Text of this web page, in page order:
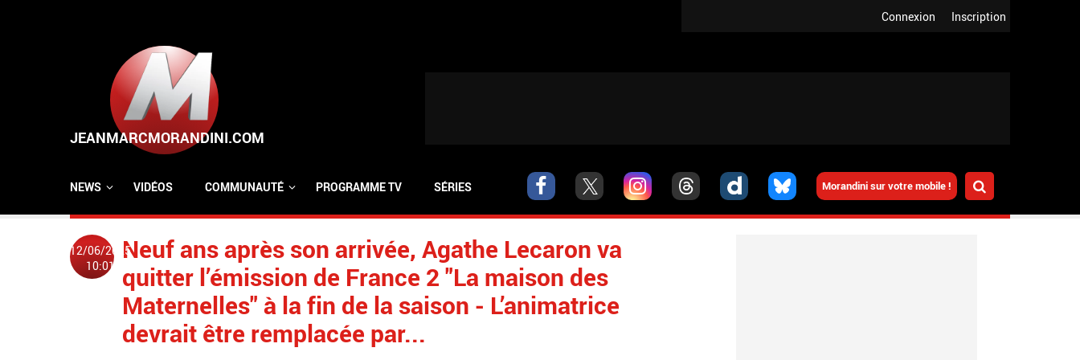
Inscription
Connexion
Morandini sur votre mobile !
NEWS VIDÉOS COMMUNAUTÉ PROGRAMME TV SÉRIES
12/06/2025
10:01
Neuf ans après son arrivée, Agathe Lecaron va
quitter l’émission de France 2 "La maison des
Maternelles" à la fin de la saison - L’animatrice
devrait être remplacée par...